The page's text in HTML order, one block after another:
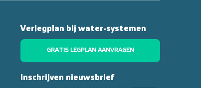
Verlegplan bij water-systemen
GRATIS LEGPLAN AANVRAGEN
Inschrijven nieuwsbrief